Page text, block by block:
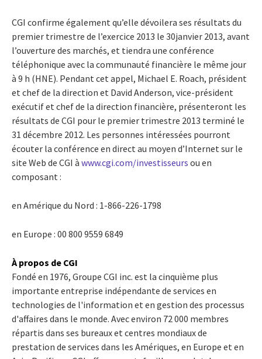
CGI confirme également qu’elle dévoilera ses résultats du
premier trimestre de l’exercice 2013 le 30janvier 2013, avant
l’ouverture des marchés, et tiendra une conférence
téléphonique avec la communauté financière le même jour
à 9 h (HNE). Pendant cet appel, Michael E. Roach, président
et chef de la direction et David Anderson, vice-président
exécutif et chef de la direction financière, présenteront les
résultats de CGI pour le premier trimestre 2013 terminé le
31 décembre 2012. Les personnes intéressées pourront
écouter la conférence en direct au moyen d’Internet sur le
site Web de CGI à www.cgi.com/investisseurs ou en
composant :
en Amérique du Nord : 1-866-226-1798
en Europe : 00 800 9559 6849
À propos de CGI
Fondé en 1976, Groupe CGI inc. est la cinquième plus
importante entreprise indépendante de services en
technologies de l'information et en gestion des processus
d'affaires dans le monde. Avec environ 72 000 membres
répartis dans ses bureaux et centres mondiaux de
prestation de services dans les Amériques, en Europe et en